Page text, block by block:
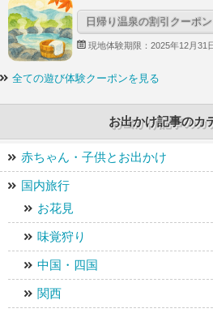
日帰り温泉の割引クーポン
現地体験期限：2025年12月31
全ての遊び体験クーポンを見る
お出かけ記事のカ
赤ちゃん・子供とお出かけ
国内旅行
お花見
味覚狩り
中国・四国
関西